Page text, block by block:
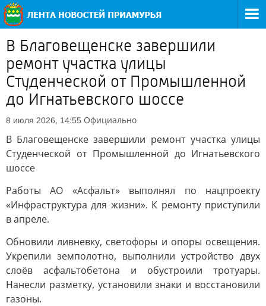
В Благовещенске завершили
ремонт участка улицы
Студенческой от Промышленной
до Игнатьевского шоссе
8 июля 2026, 14:55 Официально
В Благовещенске завершили ремонт участка улицы
Студенческой от Промышленной до Игнатьевского
шоссе
Работы АО «Асфальт» выполнял по нацпроекту
«Инфраструктура для жизни». К ремонту приступили
в апреле.
Обновили ливневку, светофоры и опоры освещения.
Укрепили земполотно, выполнили устройство двух
слоёв асфальтобетона и обустроили тротуары.
Нанесли разметку, установили знаки и восстановили
газоны.